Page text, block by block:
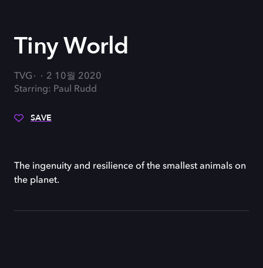
Tiny World
TVG
2 10월 2020
Starring: Paul Rudd
SAVE
The ingenuity and resilience of the smallest animals on
the planet.